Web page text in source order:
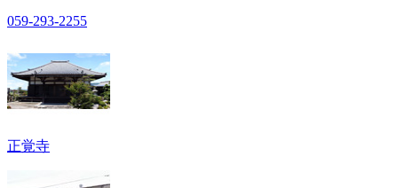
059-293-2255
正覚寺